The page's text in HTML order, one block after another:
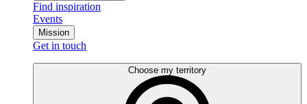
Find inspiration
Events
Mission
Get in touch
Choose my territory